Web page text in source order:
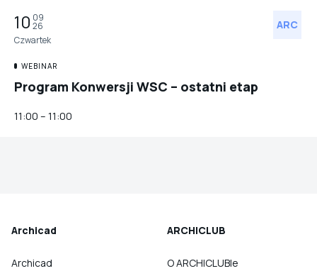
10 09
26
Czwartek
ARC
WEBINAR
Program Konwersji WSC – ostatni etap
11:00 – 11:00
Archicad
Archicad
ARCHICLUB
O ARCHICLUBIe